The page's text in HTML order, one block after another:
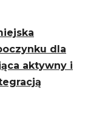
dla
aktywny i